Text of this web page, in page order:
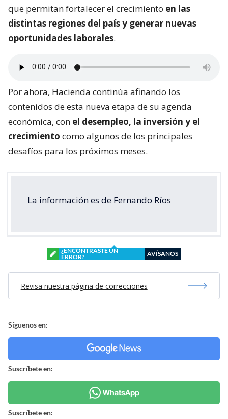
que permitan fortalecer el crecimiento en las
distintas regiones del país y generar nuevas
oportunidades laborales.
Por ahora, Hacienda continúa afinando los
contenidos de esta nueva etapa de su agenda
económica, con el desempleo, la inversión y el
crecimiento como algunos de los principales
desafíos para los próximos meses.
La información es de Fernando Ríos
¿ENCONTRASTE UN
ERROR?
AVÍSANOS
Revisa nuestra página de correcciones
Síguenos en:
Suscríbete en:
Suscríbete en: